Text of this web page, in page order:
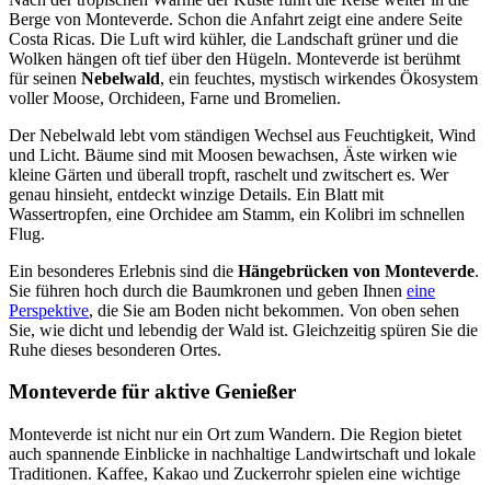
Berge von Monteverde. Schon die Anfahrt zeigt eine andere Seite
Costa Ricas. Die Luft wird kühler, die Landschaft grüner und die
Wolken hängen oft tief über den Hügeln. Monteverde ist berühmt
für seinen Nebelwald, ein feuchtes, mystisch wirkendes Ökosystem
voller Moose, Orchideen, Farne und Bromelien.
Der Nebelwald lebt vom ständigen Wechsel aus Feuchtigkeit, Wind
und Licht. Bäume sind mit Moosen bewachsen, Äste wirken wie
kleine Gärten und überall tropft, raschelt und zwitschert es. Wer
genau hinsieht, entdeckt winzige Details. Ein Blatt mit
Wassertropfen, eine Orchidee am Stamm, ein Kolibri im schnellen
Flug.
Ein besonderes Erlebnis sind die Hängebrücken von Monteverde.
Sie führen hoch durch die Baumkronen und geben Ihnen eine
Perspektive, die Sie am Boden nicht bekommen. Von oben sehen
Sie, wie dicht und lebendig der Wald ist. Gleichzeitig spüren Sie die
Ruhe dieses besonderen Ortes.
Monteverde für aktive Genießer
Monteverde ist nicht nur ein Ort zum Wandern. Die Region bietet
auch spannende Einblicke in nachhaltige Landwirtschaft und lokale
Traditionen. Kaffee, Kakao und Zuckerrohr spielen eine wichtige